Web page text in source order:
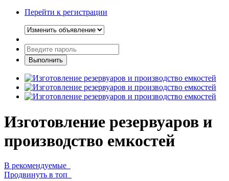
Перейти к регистрации
Изготовление резервуаров и
производство емкостей
В рекомендуемые
Продвинуть в топ